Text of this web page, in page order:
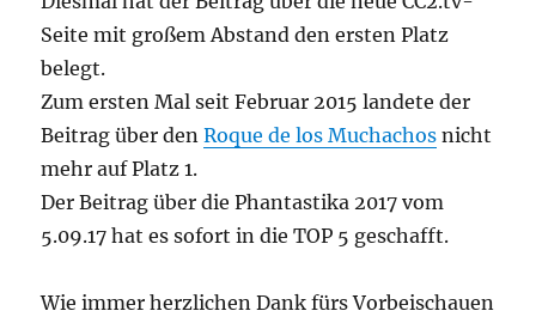
Seite mit großem Abstand den ersten Platz
belegt.
Zum ersten Mal seit Februar 2015 landete der
Beitrag über denRoque de los Muchachos nicht
mehr auf Platz 1.
Der Beitrag über die Phantastika 2017 vom
5.09.17 hat es sofort in die TOP 5 geschafft.
Wie immer herzlichen Dank fürs Vorbeischauen